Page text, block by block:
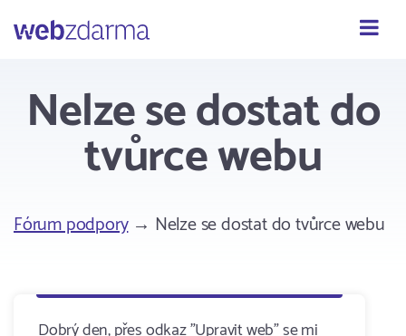
Webzdarma
Nelze se dostat do
tvůrce webu
Fórum podpory→ Nelze se dostat do tvůrce webu
Dobrý den, přes odkaz "Upravit web" se mi